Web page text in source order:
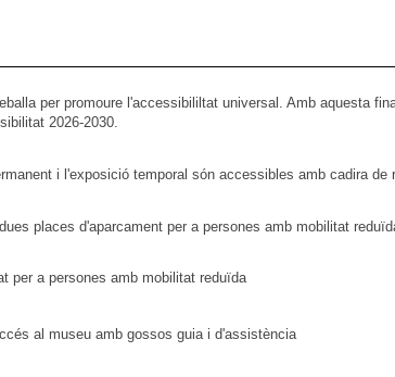
per promoure l'accessibililtat universal. Amb aquesta
2026-2030.
i l'exposició temporal són accessibles amb cadira de
places d'aparcament per a persones amb mobilitat
per a persones amb mobilitat reduïda
al museu amb gossos guia i d'assistència